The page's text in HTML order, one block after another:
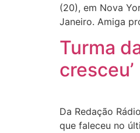
(20), em Nova
Janeiro. Amiga
Turma
cresceu’
Da Redação
que faleceu no